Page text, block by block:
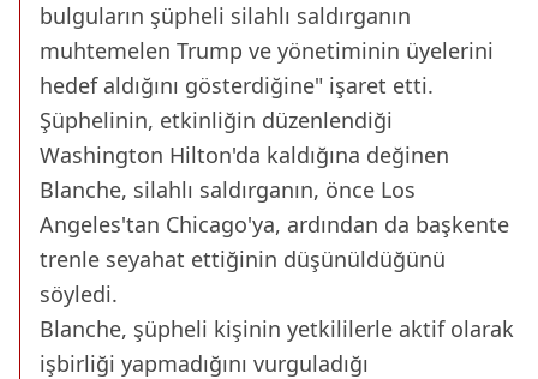
bulguların şüpheli silahlı saldırganın
muhtemelen Trump ve yönetiminin üyelerini
hedef aldığını gösterdiğine" işaret etti.
Şüphelinin, etkinliğin düzenlendiği
Washington Hilton'da kaldığına değinen
Blanche, silahlı saldırganın, önce Los
Angeles'tan Chicago'ya, ardından da başkente
trenle seyahat ettiğinin düşünüldüğünü
söyledi.
Blanche, şüpheli kişinin yetkililerle aktif olarak
işbirliği yapmadığını vurguladığı